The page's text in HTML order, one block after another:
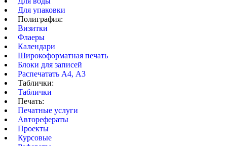
Для упаковки
Полиграфия:
Визитки
Флаеры
Календари
Широкоформатная печать
Блоки для записей
Распечатать А4, А3
Таблички:
Таблички
Печать:
Печатные услуги
Авторефераты
Проекты
Курсовые